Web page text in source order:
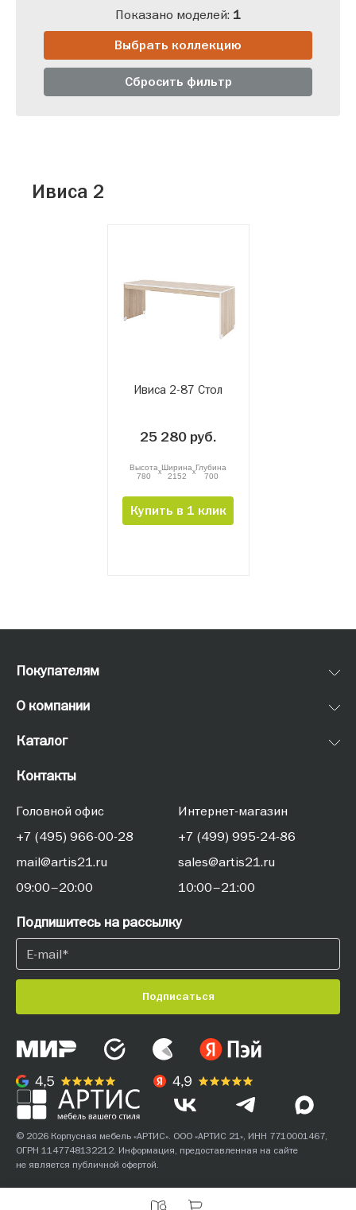
Показано моделей: 1
Сбросить фильтр
Выбрать коллекцию
Ивиса 2
Ивиса 2-87 Стол
25 280 руб.
Высота
780
xШирина
2152
xГлубина
700
Купить в 1 клик
Покупателям
О компании
Каталог
Контакты
Головной офис
+7 (495) 966-00-28
mail@artis21.ru
09:00–20:00
Интернет-магазин
+7 (499) 995-24-86
sales@artis21.ru
10:00–21:00
Подпишитесь на рассылку
Подписаться
© 2026 Корпусная мебель «АРТИС». ООО «АРТИС 21», ИНН 7710001467,
ОГРН 1147748132212. Информация, предоставленная на сайте
не является публичной офертой.